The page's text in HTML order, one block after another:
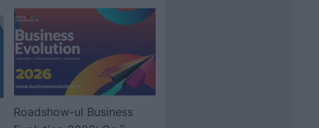
Roadshow-ul Business